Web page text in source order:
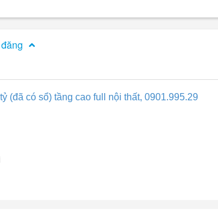
(đã có sổ) tầng cao full nội thất, 0901.995.29